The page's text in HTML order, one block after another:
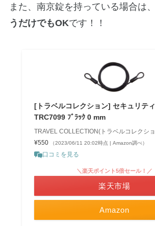
また、南京錠を持っている場合は、
うだけでもOKです！！
[トラベルコレクション] セキュリテ
TRC7099 ﾌﾞﾗｯｸ 0 mm
TRAVEL COLLECTION(トラベルコレクシ
¥550
（2023/06/11 20:02時点 | Amazon調べ）
口コミを見る
Amazon
＼楽天ポイント5倍セール！／
楽天市場